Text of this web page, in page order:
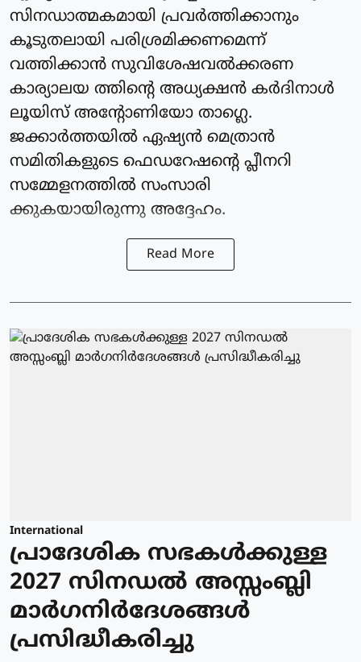
സിനഡാത്മകമായി പ്രവര്‍ത്തിക്കാനും
കൂടുതലായി പരിശ്രമിക്കണമെന്ന്
വത്തിക്കാന്‍ സുവിശേഷവൽക്കരണ
കാര്യാലയ ത്തിന്റെ അധ്യക്ഷന്‍ കർദിനാള്‍
ലൂയിസ് അന്റോണിയോ താഗ്ലെ.
ജക്കാര്‍ത്തയില്‍ ഏഷ്യന്‍ മെത്രാൻ
സമിതികളുടെ ഫെഡറേഷന്റെ പ്ലീനറി
സമ്മേളനത്തില്‍ സംസാരി
ക്കുകയായിരുന്നു അദ്ദേഹം.
Read More
International
പ്രാദേശിക സഭകള്‍ക്കുള്ള
2027 സിനഡല്‍ അസ്സംബ്ലി
മാര്‍ഗനിര്‍ദേശങ്ങള്‍
പ്രസിദ്ധീകരിച്ചു